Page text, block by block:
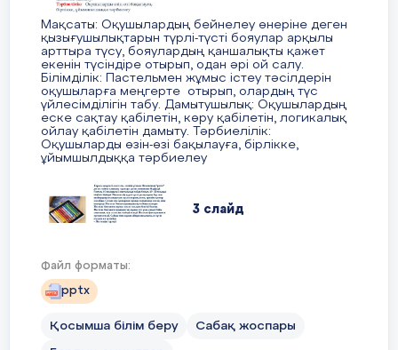
2) Волейбол добын төменнен
Мақсаты: Оқушылардың бейнелеу өнеріне деген
қызығушылықтарын түрлі-түсті бояулар арқылы
арттыра түсу, бояулардың қаншалықты қажет
екенін түсіндіре отырып, одан әрі ой салу.
Білімділік: Пастельмен жұмыс істеу тәсілдерін
оқушыларға меңгерте отырып, олардың түс
үйлесімділігін табу. Дамытушылық: Оқушылардың
еске сақтау қабілетін, көру қабілетін, логикалық
ойлау қабілетін дамыту. Тәрбиелілік:
Оқушыларды өзін-өзі бақылауға, бірлікке,
ұйымшылдыққа тәрбиелеу
3 слайд
Көркем өнердегі «пастель» сөзінің ұғымы
Италияның “pasta” деген сөзінен алынып, «қамыр»
деген мағынаны білдіреді. Пастель 15 ғасырдың 2-
жартысында пайда болып, 19 - 20 ғасырда кеңінен
шайырдың қосындысын араластырып, илеп,
Файл форматы:
pptx
Қосымша білім беру Сабақ жоспары